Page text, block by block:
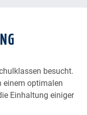
besucht.
einem optimalen
Einhaltung einiger